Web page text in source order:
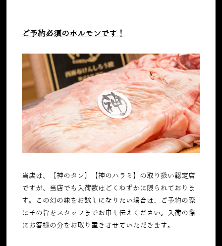
ご予約必須のホルモンです！
当店は、【神のタン】【神のハラミ】の取り扱い認定店
ですが、当店でも入荷数はごくわずかに限られておりま
す。この幻の味をお試しになりたい場合は、ご予約の際
にその旨をスタッフまでお申し伝えください。入荷の際
にお客様の分をお取り置きさせていただきます。